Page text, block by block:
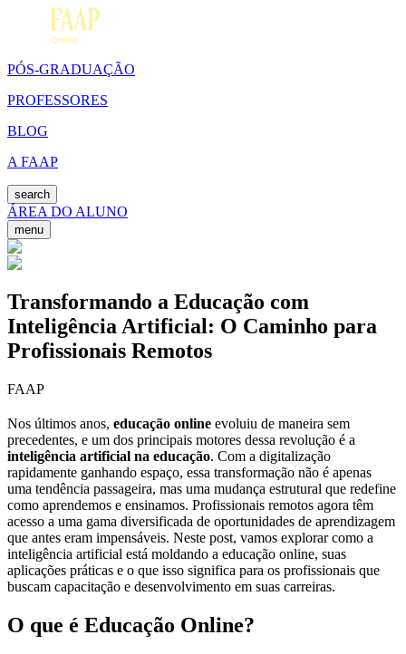
PÓS-GRADUAÇÃO
PROFESSORES
BLOG
A FAAP
search
ÁREA DO ALUNO
menu
Transformando a Educação com
Inteligência Artificial: O Caminho para
Profissionais Remotos
FAAP
Nos últimos anos, educação online evoluiu de maneira sem
precedentes, e um dos principais motores dessa revolução é a
inteligência artificial na educação. Com a digitalização
rapidamente ganhando espaço, essa transformação não é apenas
uma tendência passageira, mas uma mudança estrutural que redefine
como aprendemos e ensinamos. Profissionais remotos agora têm
acesso a uma gama diversificada de oportunidades de aprendizagem
que antes eram impensáveis. Neste post, vamos explorar como a
inteligência artificial está moldando a educação online, suas
aplicações práticas e o que isso significa para os profissionais que
buscam capacitação e desenvolvimento em suas carreiras.
O que é Educação Online?